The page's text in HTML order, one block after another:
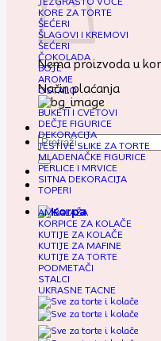
Nema proizvoda u
Način plaćanja
Pretraga
za:
KORE ZA TORTE
ŠEĆERI
ŠLAGOVI I KREMOVI
ŠEĆERI
ČOKOLADA
BOJE
AROME
OSTALO
BUKETI I CVETOVI
DEČJE FIGURICE
DEKORACIJA
JESTIVE SLIKE ZA TORTE
MLADENAČKE FIGURICE
PERLICE I MRVICE
SITNA DEKORACIJA
TOPERI
AMBALAŽA
KORPICE ZA KOLAČE
KUTIJE ZA KOLAČE
KUTIJE ZA MAFINE
KUTIJE ZA TORTE
PODMETAČI
STALCI
UKRASNE TACNE